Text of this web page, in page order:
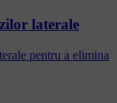
laterale
pentru a elimina